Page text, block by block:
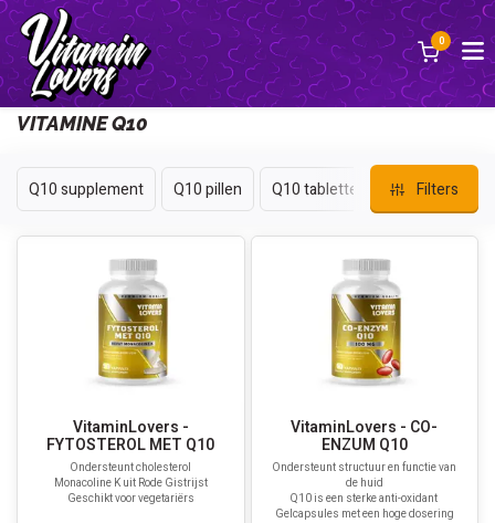
0
Terug
VITAMINE Q10
Q10 supplement Q10 pillen Q10 tabletten Filters
VitaminLovers -
FYTOSTEROL MET Q10
Ondersteunt cholesterol
Monacoline K uit Rode Gistrijst
Geschikt voor vegetariërs
VitaminLovers - CO-
ENZUM Q10
Ondersteunt structuur en functie van
de huid
Q10 is een sterke anti-oxidant
Gelcapsules met een hoge dosering